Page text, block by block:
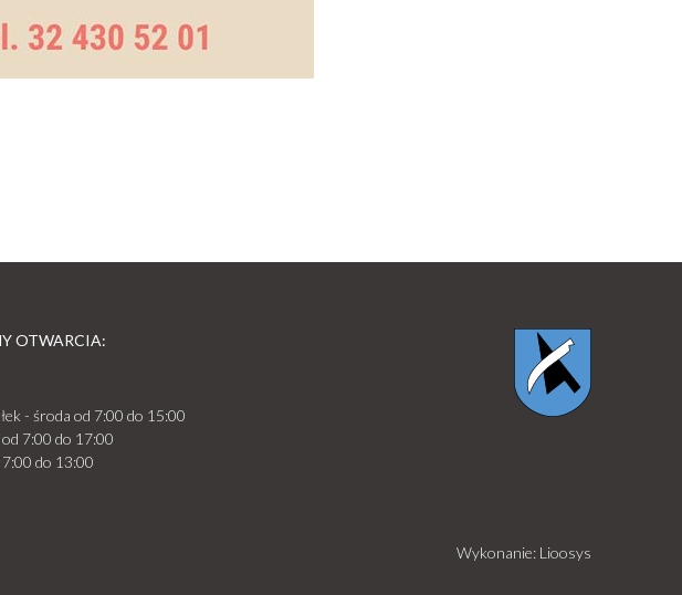
OTWARCIA:
- środa od 7:00 do 15:00
7:00 do 17:00
do 13:00
Wykonanie: Lioosys